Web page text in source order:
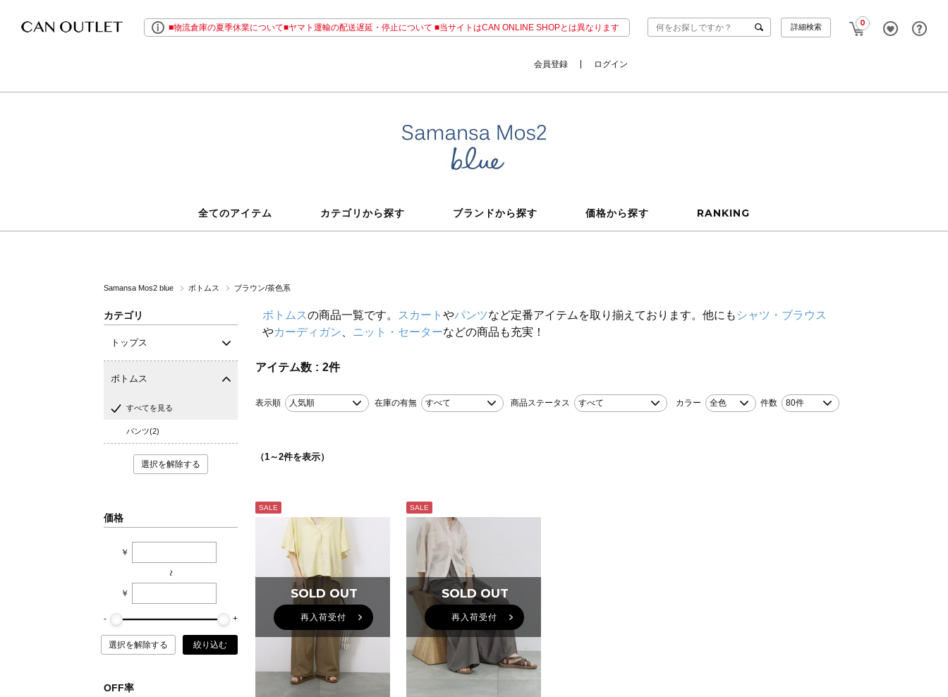
■物流倉庫の夏季休業について■ヤマト運輸の配送遅延・停止について ■当サイトはCAN ONLINE SHOPとは異なります 0
詳細検索
会員登録 ログイン
全てのアイテム カテゴリから探す ブランドから探す 価格から探す RANKING
Samansa Mos2 blue ボトムス ブラウン/茶色系
カテゴリ
トップス
ボトムス
すべてを見る
パンツ(2)
選択を解除する
価格
￥
~
￥
選択を解除する 絞り込む
OFF率
ボトムスの商品一覧です。 スカート やパンツなど定番アイテムを取り揃えております。他にも シャツ・ブラウス
やカーディガン ニット・セーターなどの商品も充実！
アイテム数 2件
表示順 人気順 在庫の有無 すべて 商品ステータス すべて カラー 全色 件数 80件
（1～2件を表示）
SALE
SOLD OUT
SOLD OUT
再入荷受付
SALE
SOLD OUT
SOLD OUT
再入荷受付